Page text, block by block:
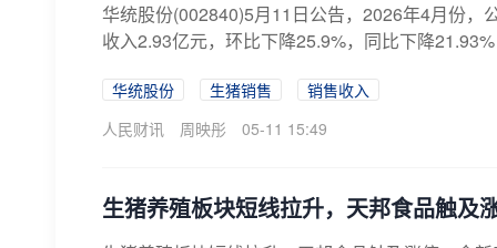
华统股份(002840)5月11日公告，2026年4月份，
收入2.93亿元，环比下降25.9%，同比下降
华统股份 生猪销售
销售收入
人民财讯
周映彤 05-11 15:49
生猪养殖板块短线拉升，天邦食品触及